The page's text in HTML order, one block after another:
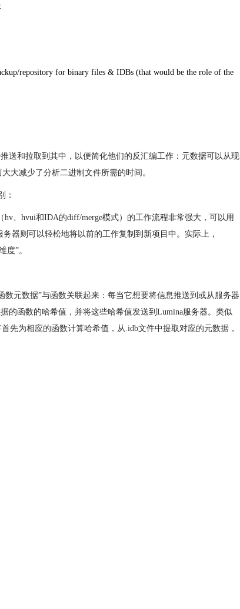
repository for binary files & IDBs (that would be the role of the
送和拉取到其中，以便简化他们的反汇编工作：元数据可以从现
大减少了分析二进制文件所需的时间。
：
hv、hvui和IDA的diff/merge模式）的工作流程非常强大，可以用
器则可以轻松地将以前的工作复制到新项目中。实际上，
度”。
数元数据”与函数关联起来：每当它想要将信息推送到或从服务器
的函数的哈希值，并将这些哈希值发送到Lumina服务器。类似
先为相应的函数计算哈希值，从.idb文件中提取对应的元数据，